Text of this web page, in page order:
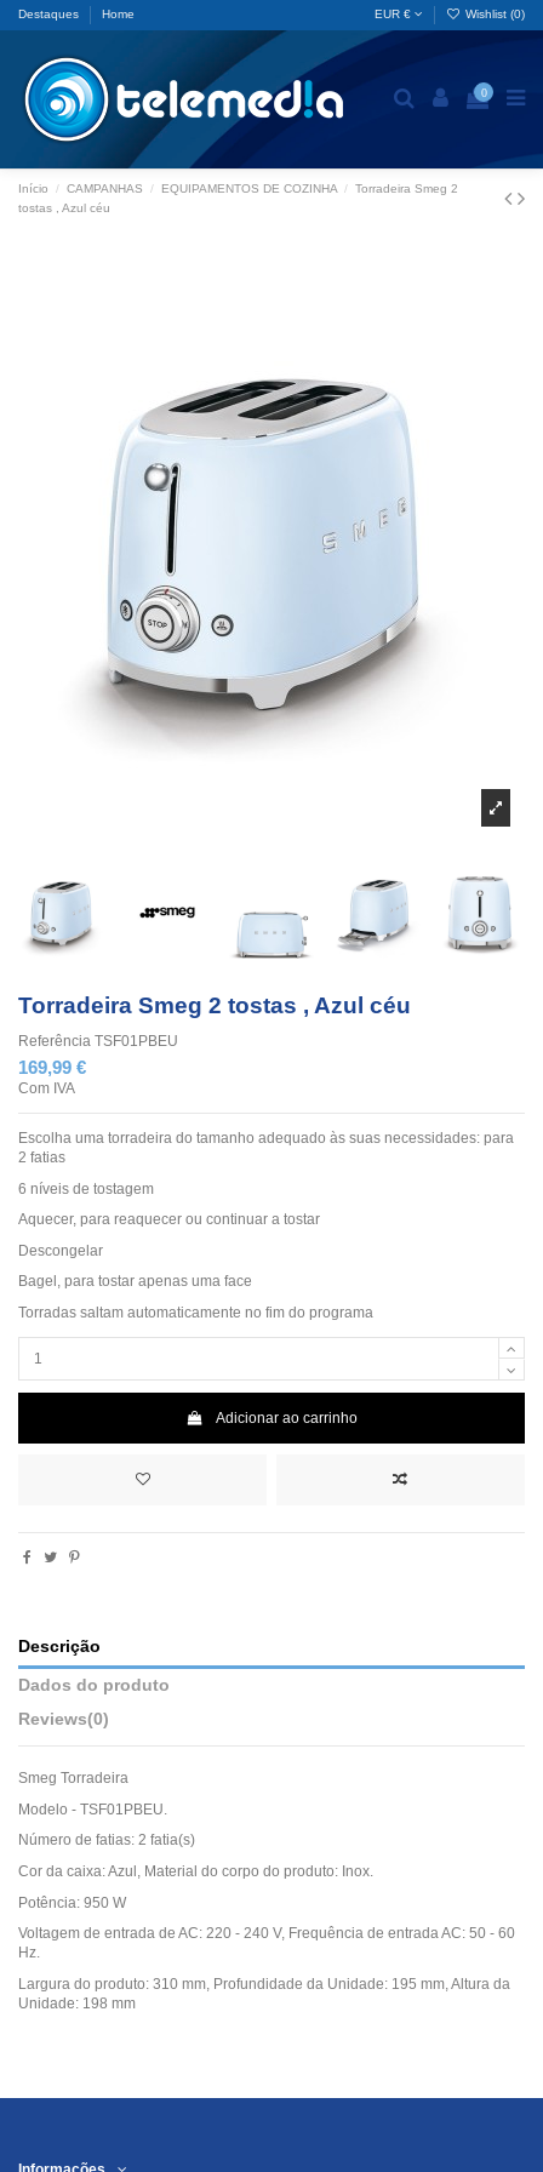
Destaques Home EUR € Wishlist (0)
0
Início CAMPANHAS EQUIPAMENTOS DE COZINHA
Torradeira Smeg 2
tostas , Azul céu
Torradeira Smeg 2 tostas , Azul céu
Referência TSF01PBEU
169,99 €
Com IVA
Escolha uma torradeira do tamanho adequado às suas necessidades: para
2 fatias
6 níveis de tostagem
Aquecer, para reaquecer ou continuar a tostar
Descongelar
Bagel, para tostar apenas uma face
Torradas saltam automaticamente no fim do programa
Adicionar ao carrinho
Descrição
Dados do produto
Reviews(0)
Smeg Torradeira
Modelo - TSF01PBEU.
Número de fatias: 2 fatia(s)
Cor da caixa: Azul, Material do corpo do produto: Inox.
Potência: 950 W
Voltagem de entrada de AC: 220 - 240 V, Frequência de entrada AC: 50 - 60
Hz.
Largura do produto: 310 mm, Profundidade da Unidade: 195 mm, Altura da
Unidade: 198 mm